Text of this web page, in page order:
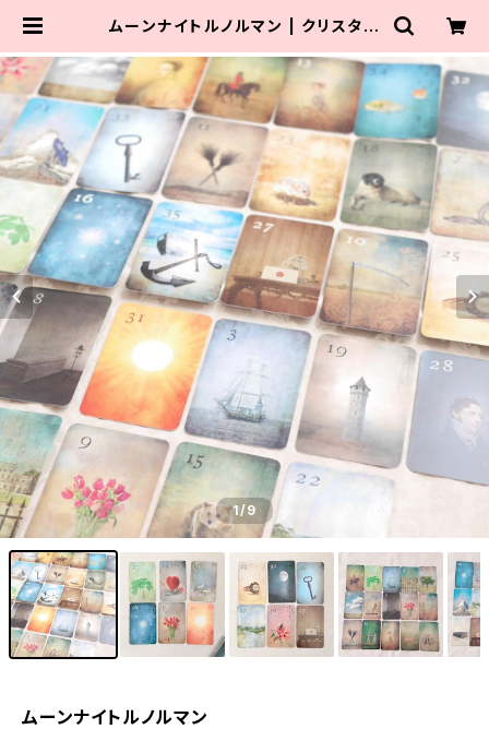
ムーンナイトルノルマン | クリスタル
1/9
ムーンナイトルノルマン